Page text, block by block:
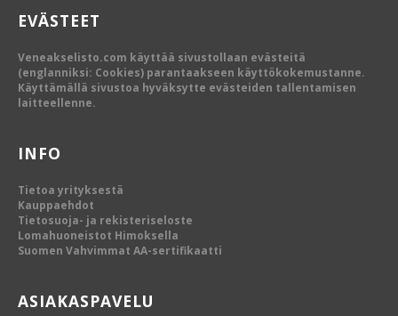
EVÄSTEET
Veneakselisto.com käyttää sivustollaan evästeitä
(englanniksi: Cookies) parantaakseen käyttökokemustanne.
Käyttämällä sivustoa hyväksytte evästeiden tallentamisen
laitteellenne.
INFO
Tietoa yrityksestä
Kauppaehdot
Tietosuoja- ja rekisteriseloste
Lomahuoneistot Himoksella
Suomen Vahvimmat AA-sertifikaatti
ASIAKASPAVELU